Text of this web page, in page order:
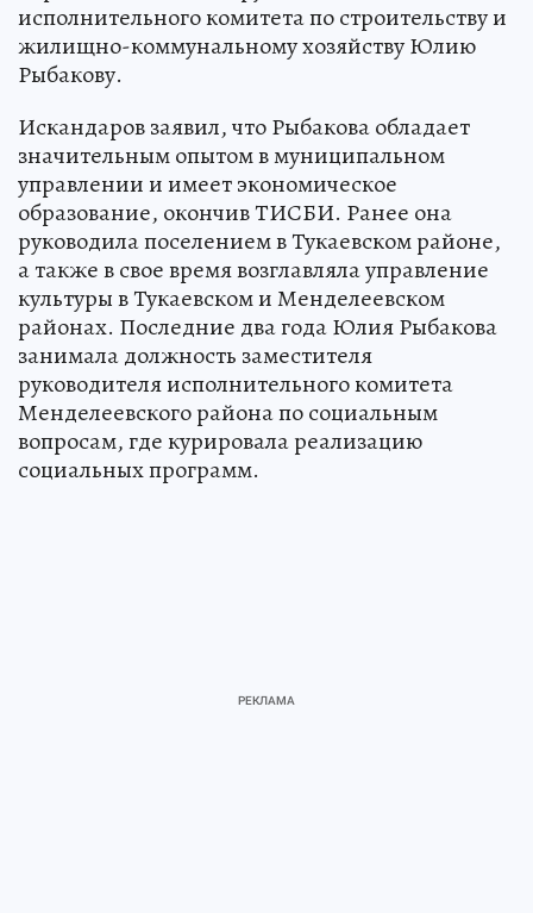
исполнительного комитета по строительству и
жилищно-коммунальному хозяйству Юлию
Рыбакову.
Искандаров заявил, что Рыбакова обладает
значительным опытом в муниципальном
управлении и имеет экономическое
образование, окончив ТИСБИ. Ранее она
руководила поселением в Тукаевском районе,
а также в свое время возглавляла управление
культуры в Тукаевском и Менделеевском
районах. Последние два года Юлия Рыбакова
занимала должность заместителя
руководителя исполнительного комитета
Менделеевского района по социальным
вопросам, где курировала реализацию
социальных программ.